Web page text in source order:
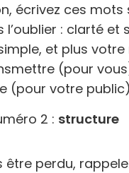
écrivez ces
l’oublier : clarté et
et plus
(pour
(pour votre
2 : structure
être perdu,